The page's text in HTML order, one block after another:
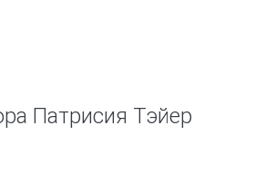
Патрисия Тэйер